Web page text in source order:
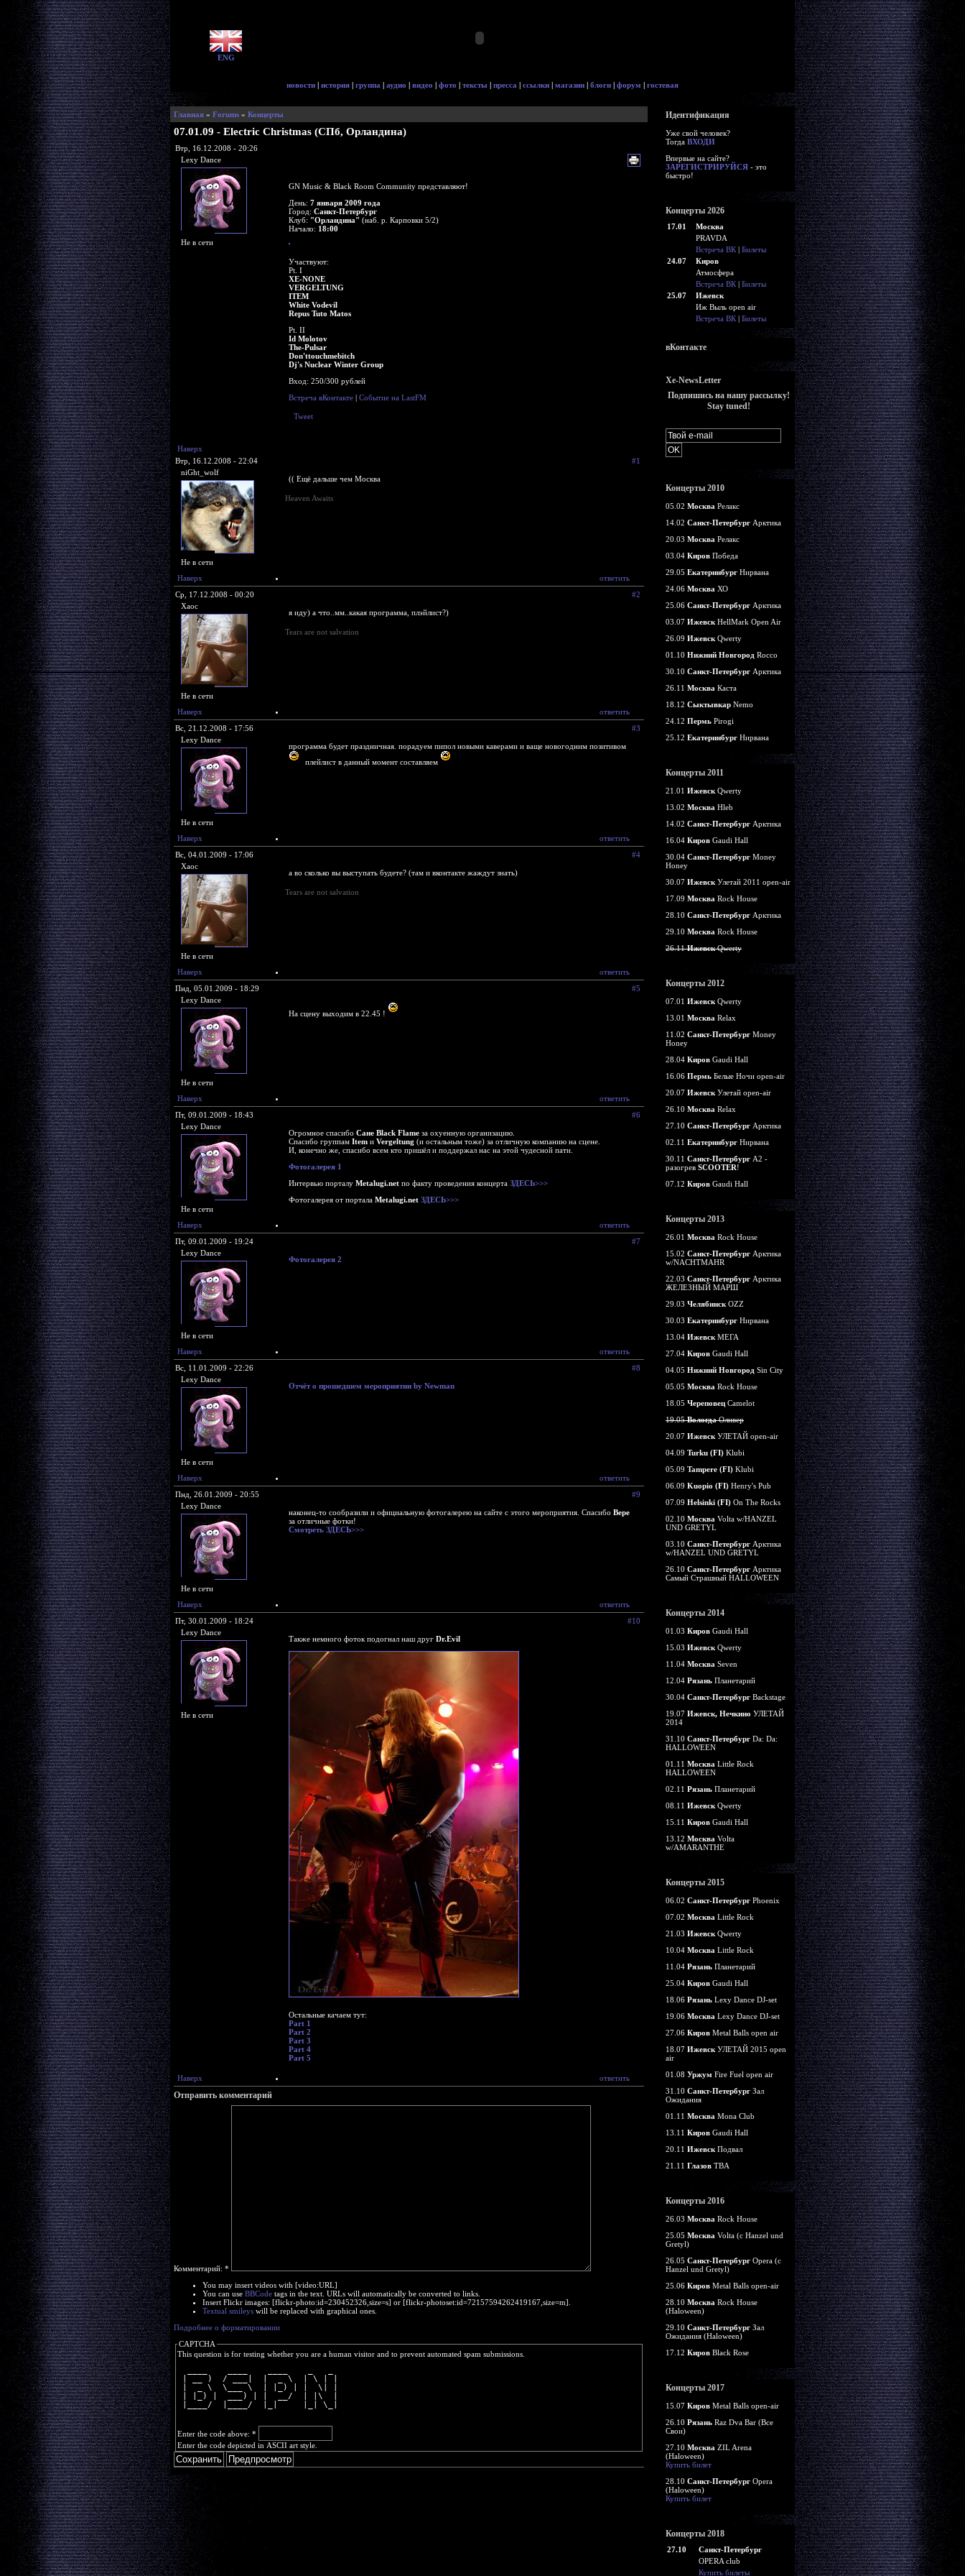
ENG
новости | история | группа | аудио | видео | фото | тексты | пресса | ссылки | магазин | блоги | форум | гостевая
Главная » Forums » Концерты
07.01.09 - Electric Christmas (СПб, Орландина)
Втр, 16.12.2008 - 20:26
Lexy Dance
Не в сети
GN Music & Black Room Community представляют!
День: 7 января 2009 года
Город: Санкт-Петербург
Клуб: "Орландина" (наб. р. Карповки 5/2)
Начало: 18:00
Участвуют:
Pt. I
XE-NONE
VERGELTUNG
ITEM
White Vodevil
Repus Tuto Matos
Pt. II
Id Molotov
The-Pulsar
Don'ttouchmebitch
Dj's Nuclear Winter Group
Вход: 250/300 рублей
Встреча вКонтакте | Событие на LastFM
Tweet
Наверх
Втр, 16.12.2008 - 22:04
#1
niGht_wolf
Не в сети
(( Ещё дальше чем Москва
Heaven Awaits
Наверх
ответить
Ср, 17.12.2008 - 00:20
#2
Xaoc
Не в сети
я иду) а что..мм..какая программа, плэйлист?)
Tears are not salvation
Наверх
ответить
Вс, 21.12.2008 - 17:56
#3
Lexy Dance
Не в сети
программа будет праздничная. порадуем пипол новыми каверами и ваще новогодним позитивом
плейлист в данный момент составляем
Наверх
ответить
Вс, 04.01.2009 - 17:06
#4
Xaoc
Не в сети
а во сколько вы выступать будете? (там и вконтакте жаждут знать)
Tears are not salvation
Наверх
ответить
Пнд, 05.01.2009 - 18:29
#5
Lexy Dance
Не в сети
На сцену выходим в 22.45 !
Наверх
ответить
Пт, 09.01.2009 - 18:43
#6
Lexy Dance
Не в сети
Огромное спасибо Сане Black Flame за охуенную организацию.
Спасибо группам Item и Vergeltung (и остальным тоже) за отличную компанию на сцене.
И, конечно же, спасибо всем кто пришёл и поддержал нас на этой чудесной пати.
Фотогалерея 1
Интервью порталу Metalugi.net по факту проведения концерта ЗДЕСЬ>>>
Фотогалерея от портала Metalugi.net ЗДЕСЬ>>>
Наверх
ответить
Пт, 09.01.2009 - 19:24
#7
Lexy Dance
Не в сети
Фотогалерея 2
Наверх
ответить
Вс, 11.01.2009 - 22:26
#8
Lexy Dance
Не в сети
Отчёт о прошедшем мероприятии by Newman
Наверх
ответить
Пнд, 26.01.2009 - 20:55
#9
Lexy Dance
Не в сети
наконец-то сообразили и официальную фотогалерею на сайте с этого мероприятия. Спасибо Вере
за отличные фотки!
Смотреть ЗДЕСЬ>>>
Наверх
ответить
Пт, 30.01.2009 - 18:24
#10
Lexy Dance
Не в сети
Также немного фоток подогнал наш друг Dr.Evil
Остальные качаем тут:
Part 1
Part 2
Part 3
Part 4
Part 5
Наверх ответить
Отправить комментарий
Комментарий: *
You may insert videos with [video:URL]
You can use BBCode tags in the text. URLs will automatically be converted to links.
Insert Flickr images: [flickr-photo:id=230452326,size=s] or [flickr-photoset:id=72157594262419167,size=m].
Textual smileys will be replaced with graphical ones.
Подробнее о форматировании
CAPTCHA
This question is for testing whether you are a human visitor and to prevent automated spam submissions.
| __ )  / ___|  |  _ \  | \ | |
|  _ \  \___ \  | |_) | |  \| |
| |_) |  ___) | |  __/  | |\  |
|____/  |____/  |_|     |_| \_|
Enter the code above: *
Enter the code depicted in ASCII art style.
Идентификация
Уже свой человек?
Тогда ВХОДИ
Впервые на сайте?
ЗАРЕГИСТРИРУЙСЯ - это
быстро!
Концерты 2026
17.01
Москва
PRAVDA
Встреча ВК | Билеты
24.07
Киров
Атмосфера
Встреча ВК | Билеты
25.07
Ижевск
Иж Выль open air
Встреча ВК | Билеты
вКонтакте
Xe-NewsLetter
Подпишись на нашу рассылку!
Stay tuned!
Концерты 2010
05.02 Москва Релакс
14.02 Санкт-Петербург Арктика
20.03 Москва Релакс
03.04 Киров Победа
29.05 Екатеринбург Нирвана
24.06 Москва ХО
25.06 Санкт-Петербург Арктика
03.07 Ижевск HellMark Open Air
26.09 Ижевск Qwerty
01.10 Нижний Новгород Rocco
30.10 Санкт-Петербург Арктика
26.11 Москва Каста
18.12 Сыктывкар Nemo
24.12 Пермь Pirogi
25.12 Екатеринбург Нирвана
Концерты 2011
21.01 Ижевск Qwerty
13.02 Москва Hleb
14.02 Санкт-Петербург Арктика
16.04 Киров Gaudi Hall
30.04 Санкт-Петербург Money
Honey
30.07 Ижевск Улетай 2011 open-air
17.09 Москва Rock House
28.10 Санкт-Петербург Арктика
29.10 Москва Rock House
26.11ИжевскQwerty
Концерты 2012
07.01 Ижевск Qwerty
13.01 Москва Relax
11.02 Санкт-Петербург Money
Honey
28.04 Киров Gaudi Hall
16.06 Пермь Белые Ночи open-air
20.07 Ижевск Улетай open-air
26.10 Москва Relax
27.10 Санкт-Петербург Арктика
02.11 Екатеринбург Нирвана
30.11 Санкт-Петербург А2 -
разогрев SCOOTER!
07.12 Киров Gaudi Hall
Концерты 2013
26.01 Москва Rock House
15.02 Санкт-Петербург Арктика
w/NACHTMAHR
22.03 Санкт-Петербург Арктика
ЖЕЛЕЗНЫЙ МАРШ
29.03 Челябинск OZZ
30.03 Екатеринбург Нирвана
13.04 Ижевск МЕГА
27.04 Киров Gaudi Hall
04.05 Нижний Новгород Sin City
05.05 Москва Rock House
18.05 Череповец Camelot
19.05ВологдаОливер
20.07 Ижевск УЛЕТАЙ open-air
04.09 Turku (FI) Klubi
05.09 Tampere (FI) Klubi
06.09 Kuopio (FI) Henry's Pub
07.09 Helsinki (FI) On The Rocks
02.10 Москва Volta w/HANZEL
UND GRETYL
03.10 Санкт-Петербург Арктика
w/HANZEL UND GRETYL
26.10 Санкт-Петербург Арктика
Самый Страшный HALLOWEEN
Концерты 2014
01.03 Киров Gaudi Hall
15.03 Ижевск Qwerty
11.04 Москва Seven
12.04 Рязань Планетарий
30.04 Санкт-Петербург Backstage
19.07 Ижевск, Нечкино УЛЕТАЙ
2014
31.10 Санкт-Петербург Da: Da:
HALLOWEEN
01.11 Москва Little Rock
HALLOWEEN
02.11 Рязань Планетарий
08.11 Ижевск Qwerty
15.11 Киров Gaudi Hall
13.12 Москва Volta
w/AMARANTHE
Концерты 2015
06.02 Санкт-Петербург Phoenix
07.02 Москва Little Rock
21.03 Ижевск Qwerty
10.04 Москва Little Rock
11.04 Рязань Планетарий
25.04 Киров Gaudi Hall
18.06 Рязань Lexy Dance DJ-set
19.06 Москва Lexy Dance DJ-set
27.06 Киров Metal Balls open air
18.07 Ижевск УЛЕТАЙ 2015 open
air
01.08 Уржум Fire Fuel open air
31.10 Санкт-Петербург Зал
Ожидания
01.11 Москва Mona Club
13.11 Киров Gaudi Hall
20.11 Ижевск Подвал
21.11 Глазов TBA
Концерты 2016
26.03 Москва Rock House
25.05 Москва Volta (c Hanzel und
Gretyl)
26.05 Санкт-Петербург Opera (c
Hanzel und Gretyl)
25.06 Киров Metal Balls open-air
28.10 Москва Rock House
(Haloween)
29.10 Санкт-Петербург Зал
Ожидания (Haloween)
17.12 Киров Black Rose
Концерты 2017
15.07 Киров Metal Balls open-air
26.10 Рязань Raz Dva Bar (Все
Свои)
27.10 Москва ZIL Arena
(Haloween)
Купить билет
28.10 Санкт-Петербург Opera
(Haloween)
Купить билет
Концерты 2018
27.10
Санкт-Петербург
OPERA club
Купить билеты